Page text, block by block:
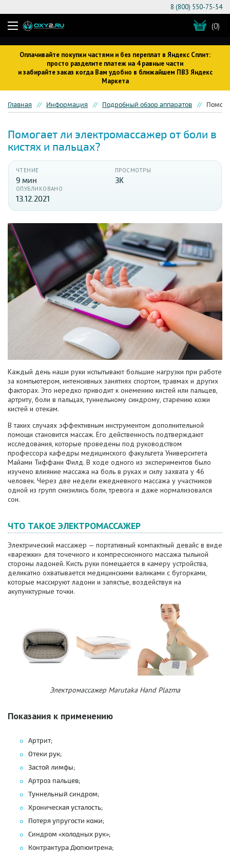
Оплачивайте покупки частями и без переплат в Яндекс Сплит:
просто разделите платеж на 4 равные части
и забирайте заказ когда Вам удобно в ближайшем ПВЗ Яндекс
Маркета
8 (800) 550-75-54
(0)
Главная Информация Подробный обзор аппаратов
Помогает ли электромассажер от боли в
кистях и пальцах?
ЧТЕНИЕ
9 мин
ПРОСМОТРЫ
3K
ОПУБЛИКОВАНО
13.12.2021
Каждый день наши руки испытывают большие нагрузки при работе
за компьютером, интенсивных занятиях спортом, травмах и других
факторах. Это нередко приводит к онемению кистей или пальцев,
артриту, боли в пальцах, туннельному синдрому, старению кожи
кистей и отекам.
В таких случаях эффективным инструментом дополнительной
помощи становится массаж. Его действенность подтверждают
исследования, которые проведены под руководством
профессора кафедры медицинского факультета Университета
Майами Тиффани Филд. В ходе одного из экспериментов было
изучено влияние массажа на боль в руках и силу захвата у 46
человек. Через две недели ежедневного массажа у участников
одной из групп снизились боли, тревога и даже нормализовался
сон.
ЧТО ТАКОЕ ЭЛЕКТРОМАССАЖЕР
Электрический массажер — портативный компактный девайс в виде
«варежки» для точечного и компрессионного массажа тыльной
стороны ладоней. Кисть руки помещается в камеру устройства,
деликатно охватывается медицинскими валиками с бугорками,
которые массируют ладони и запястье, воздействуя на
акупунктурные точки.
Электромассажер Marutaka Hand Plazma
Показания к применению
Артрит;
Отеки рук;
Застой лимфы;
Артроз пальцев;
Туннельный синдром;
Хроническая усталость;
Потеря упругости кожи;
Синдром «холодных рук»;
Контрактура Дюпюитрена;